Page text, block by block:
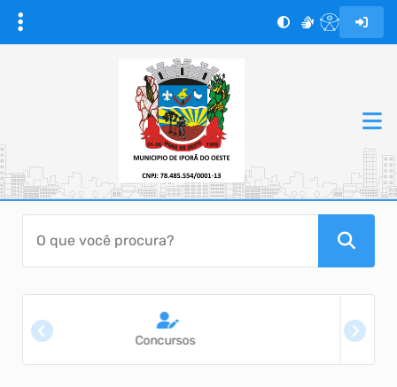
Ouvidoria Municipal